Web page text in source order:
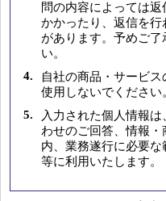
問の内容によっては返
かかったり、返信を行
があります。予めご了
い。
4.
自社の商品・サービス
使用しないでください
5.
入力された個人情報
わせのご回答、情報
内、業務遂行に必要
等に利用いたします。